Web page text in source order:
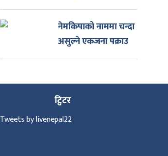
नेमकिपाको नाममा चन्दा
असुल्ने एकजना पक्राउ
ट्विटर
Tweets by livenepal22